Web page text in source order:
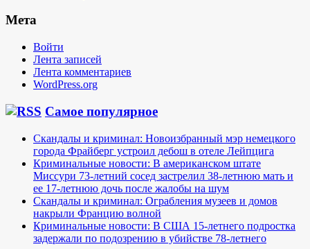
Мета
Войти
Лента записей
Лента комментариев
WordPress.org
Самое популярное
Скандалы и криминал: Новоизбранный мэр немецкого
города Фрайберг устроил дебош в отеле Лейпцига
Криминальные новости: В американском штате
Миссури 73-летний сосед застрелил 38-летнюю мать и
ее 17-летнюю дочь после жалобы на шум
Скандалы и криминал: Ограбления музеев и домов
накрыли Францию волной
Криминальные новости: В США 15-летнего подростка
задержали по подозрению в убийстве 78-летнего